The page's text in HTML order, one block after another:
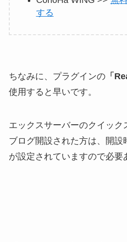
する
ちなみに、プラグインの「
使用すると早いです。
エックスサーバーのクイック
ブログ開設された方は、開設
が設定されていますので必要